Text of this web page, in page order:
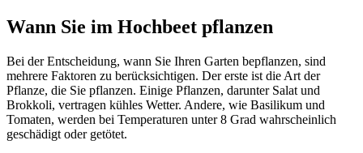
Wann Sie im Hochbeet pflanzen
Bei der Entscheidung, wann Sie Ihren Garten bepflanzen, sind
mehrere Faktoren zu berücksichtigen. Der erste ist die Art der
Pflanze, die Sie pflanzen. Einige Pflanzen, darunter Salat und
Brokkoli, vertragen kühles Wetter. Andere, wie Basilikum und
Tomaten, werden bei Temperaturen unter 8 Grad wahrscheinlich
geschädigt oder getötet.